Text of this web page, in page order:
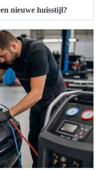
nieuwe huisstijl?